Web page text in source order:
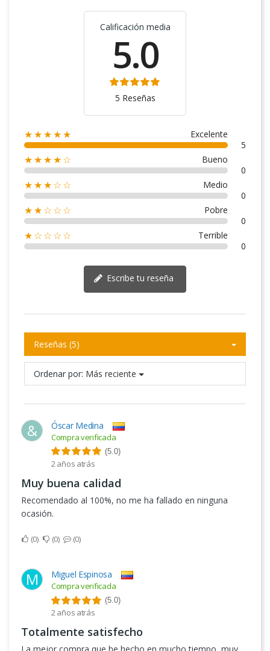
Calificación media
5.0
5 Reseñas
★★★★★
Excelente
5
★★★★☆
Bueno
0
★★★☆☆
Medio
0
★★☆☆☆
Pobre
0
★☆☆☆☆
Terrible
0
Escribe tu reseña
Reseñas (5)
Ordenar por: Más reciente
& Óscar Medina
Compra verificada
(5.0)
2 años atrás
Muy buena calidad
Recomendado al 100%, no me ha fallado en ninguna
ocasión.
0 0 0
M Miguel Espinosa
Compra verificada
(5.0)
2 años atrás
Totalmente satisfecho